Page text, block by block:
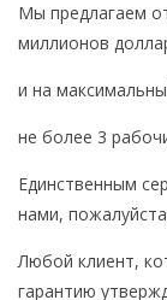
Лучшие
Фалеристика
Библиотека
Журналы
Мы предлагаем
миллионов
и на
не более 3
Единственным
нами, пожалуйста
Любой клиент,
гарантию